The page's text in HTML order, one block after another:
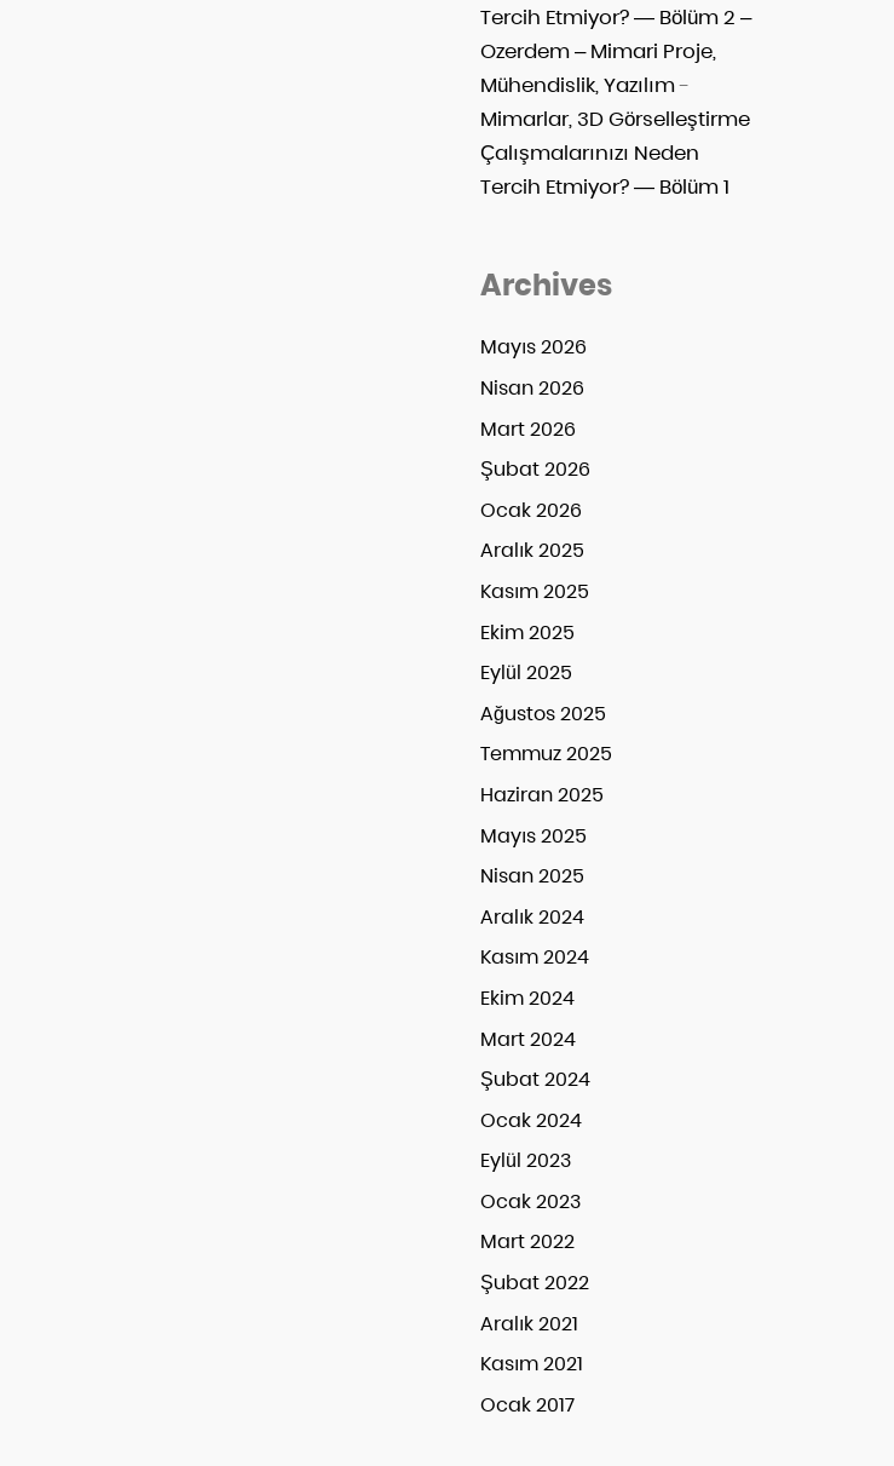
Tercih Etmiyor? — Bölüm 2 –
Ozerdem – Mimari Proje,
Mühendislik, Yazılım-
Mimarlar, 3D Görselleştirme
Çalışmalarınızı Neden
Tercih Etmiyor? — Bölüm 1
Archives
Mayıs 2026
Nisan 2026
Mart 2026
Şubat 2026
Ocak 2026
Aralık 2025
Kasım 2025
Ekim 2025
Eylül 2025
Ağustos 2025
Temmuz 2025
Haziran 2025
Mayıs 2025
Nisan 2025
Aralık 2024
Kasım 2024
Ekim 2024
Mart 2024
Şubat 2024
Ocak 2024
Eylül 2023
Ocak 2023
Mart 2022
Şubat 2022
Aralık 2021
Kasım 2021
Ocak 2017